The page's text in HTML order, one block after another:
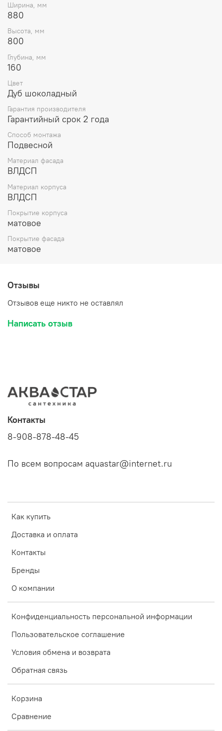
Ширина, мм
880
Высота, мм
800
Глубина, мм
160
Цвет
Дуб шоколадный
Гарантия производителя
Гарантийный срок 2 года
Способ монтажа
Подвесной
Материал фасада
ВЛДСП
Материал корпуса
ВЛДСП
Покрытие корпуса
матовое
Покрытие фасада
матовое
Отзывы
Отзывов еще никто не оставлял
Написать отзыв
Как купить
Доставка и оплата
Контакты
Бренды
О компании
Конфиденциальность персональной информации
Пользовательское соглашение
Условия обмена и возврата
Обратная связь
Корзина
Сравнение
Контакты
8-908-878-48-45
По всем вопросам aquastar@internet.ru